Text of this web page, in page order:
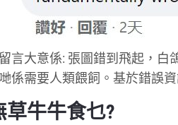
言大意係: 張圖錯到飛起，
係需要人類餵飼。基於錯誤
草牛牛食乜?